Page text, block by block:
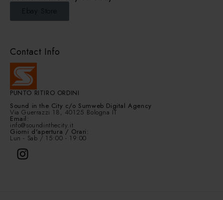
Contact Info
PUNTO RITIRO ORDINI
Sound in the City c/o Sumweb Digital Agency
Via Guerrazzi 18, 40125 Bologna IT
Email:
info@soundinthecity.it
Giorni d'apertura / Orari:
Lun - Sab / 15:00 - 19:00
Ebay Store